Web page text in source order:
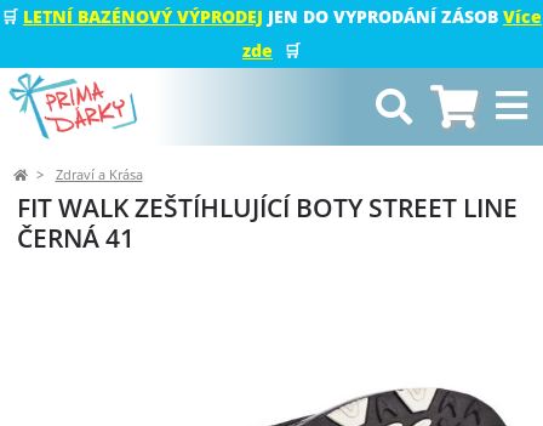
🛒 LETNÍ BAZÉNOVÝ VÝPRODEJ JEN DO VYPRODÁNÍ ZÁSOB Více
zde
🛒
Zdraví a Krása
FIT WALK ZEŠTÍHLUJÍCÍ BOTY STREET LINE
ČERNÁ 41